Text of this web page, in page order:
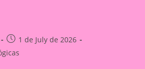
Post
published:
1 de July de 2026